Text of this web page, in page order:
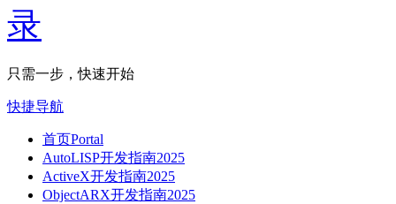
只需一步，快速开始
快捷导航
首页Portal
AutoLISP开发指南2025
ActiveX开发指南2025
ObjectARX开发指南2025